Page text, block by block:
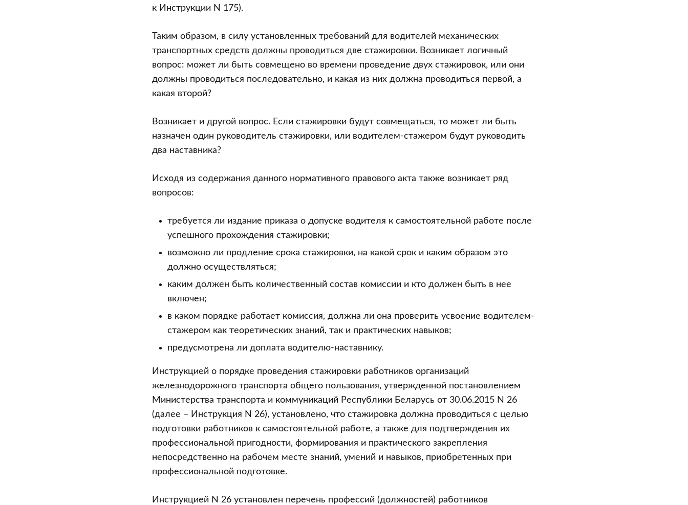
к Инструкции N 175).
Таким образом, в силу установленных требований для водителей механических
транспортных средств должны проводиться две стажировки. Возникает логичный
вопрос: может ли быть совмещено во времени проведение двух стажировок, или они
должны проводиться последовательно, и какая из них должна проводиться первой, а
какая второй?
Возникает и другой вопрос. Если стажировки будут совмещаться, то может ли быть
назначен один руководитель стажировки, или водителем-стажером будут руководить
два наставника?
Исходя из содержания данного нормативного правового акта также возникает ряд
вопросов:
требуется ли издание приказа о допуске водителя к самостоятельной работе после
успешного прохождения стажировки;
возможно ли продление срока стажировки, на какой срок и каким образом это
должно осуществляться;
каким должен быть количественный состав комиссии и кто должен быть в нее
включен;
в каком порядке работает комиссия, должна ли она проверить усвоение водителем-
стажером как теоретических знаний, так и практических навыков;
предусмотрена ли доплата водителю-наставнику.
Инструкцией о порядке проведения стажировки работников организаций
железнодорожного транспорта общего пользования, утвержденной постановлением
Министерства транспорта и коммуникаций Республики Беларусь от 30.06.2015 N 26
(далее – Инструкция N 26), установлено, что стажировка должна проводиться с целью
подготовки работников к самостоятельной работе, а также для подтверждения их
профессиональной пригодности, формирования и практического закрепления
непосредственно на рабочем месте знаний, умений и навыков, приобретенных при
профессиональной подготовке.
Инструкцией N 26 установлен перечень профессий (должностей) работников